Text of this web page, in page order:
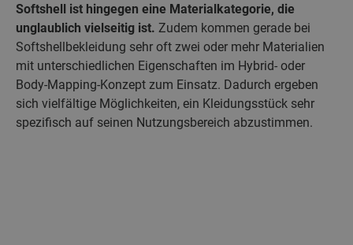
Softshell ist hingegen eine Materialkategorie, die
unglaublich vielseitig ist. Zudem kommen gerade bei
Softshellbekleidung sehr oft zwei oder mehr Materialien
mit unterschiedlichen Eigenschaften im Hybrid- oder
Body-Mapping-Konzept zum Einsatz. Dadurch ergeben
sich vielfältige Möglichkeiten, ein Kleidungsstück sehr
spezifisch auf seinen Nutzungsbereich abzustimmen.